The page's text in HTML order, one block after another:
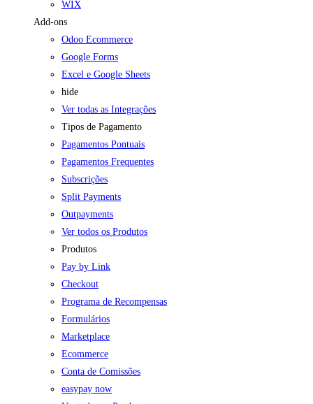
WIX
Add-ons
Odoo Ecommerce
Google Forms
Excel e Google Sheets
hide
Ver todas as Integrações
Tipos de Pagamento
Pagamentos Pontuais
Pagamentos Frequentes
Subscrições
Split Payments
Outpayments
Ver todos os Produtos
Produtos
Pay by Link
Checkout
Programa de Recompensas
Formulários
Marketplace
Ecommerce
Conta de Comissões
easypay now